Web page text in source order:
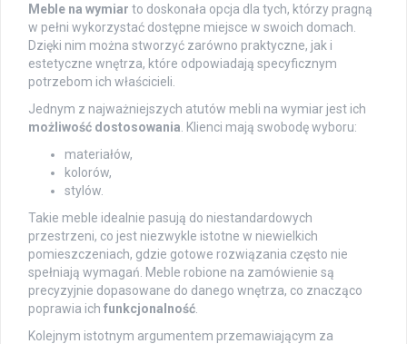
Meble na wymiar to doskonała opcja dla tych, którzy pragną
w pełni wykorzystać dostępne miejsce w swoich domach.
Dzięki nim można stworzyć zarówno praktyczne, jak i
estetyczne wnętrza, które odpowiadają specyficznym
potrzebom ich właścicieli.
Jednym z najważniejszych atutów mebli na wymiar jest ich
możliwość dostosowania . Klienci mają swobodę wyboru:
materiałów,
kolorów,
stylów.
Takie meble idealnie pasują do niestandardowych
przestrzeni, co jest niezwykle istotne w niewielkich
pomieszczeniach, gdzie gotowe rozwiązania często nie
spełniają wymagań. Meble robione na zamówienie są
precyzyjnie dopasowane do danego wnętrza, co znacząco
poprawia ich funkcjonalność
Kolejnym istotnym argumentem przemawiającym za